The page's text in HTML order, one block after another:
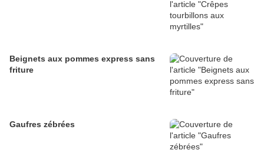
Beignets aux pommes express sans
friture
Gaufres zébrées